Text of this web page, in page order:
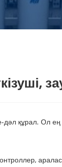
дәл құрал. Ол